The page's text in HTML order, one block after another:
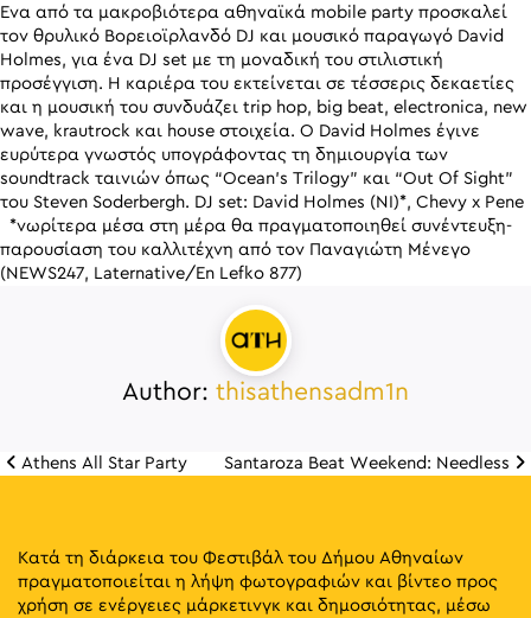
Ένα από τα μακροβιότερα αθηναϊκά mobile party προσκαλεί
τον θρυλικό Βορειοϊρλανδό DJ και μουσικό παραγωγό David
Holmes, για ένα DJ set με τη μοναδική του στιλιστική
προσέγγιση. Η καριέρα του εκτείνεται σε τέσσερις δεκαετίες
και η μουσική του συνδυάζει trip hop, big beat, electronica, new
wave, krautrock και house στοιχεία. Ο David Holmes έγινε
ευρύτερα γνωστός υπογράφοντας τη δημιουργία των
soundtrack ταινιών όπως “Ocean’s Trilogy” και “Out Of Sight”
του Steven Soderbergh. DJ set: David Holmes (NI)*, Chevy x Pene
*νωρίτερα μέσα στη μέρα θα πραγματοποιηθεί συνέντευξη-
παρουσίαση του καλλιτέχνη από τον Παναγιώτη Μένεγο
(NEWS247, Laternative/En Lefko 877)
Author: thisathensadm1n
Πλοήγηση
Athens All Star Party Santaroza Beat Weekend: Needless
Κατά τη διάρκεια του Φεστιβάλ του Δήμου Αθηναίων
πραγματοποιείται η λήψη φωτογραφιών και βίντεο προς
χρήση σε ενέργειες μάρκετινγκ και δημοσιότητας, μέσω